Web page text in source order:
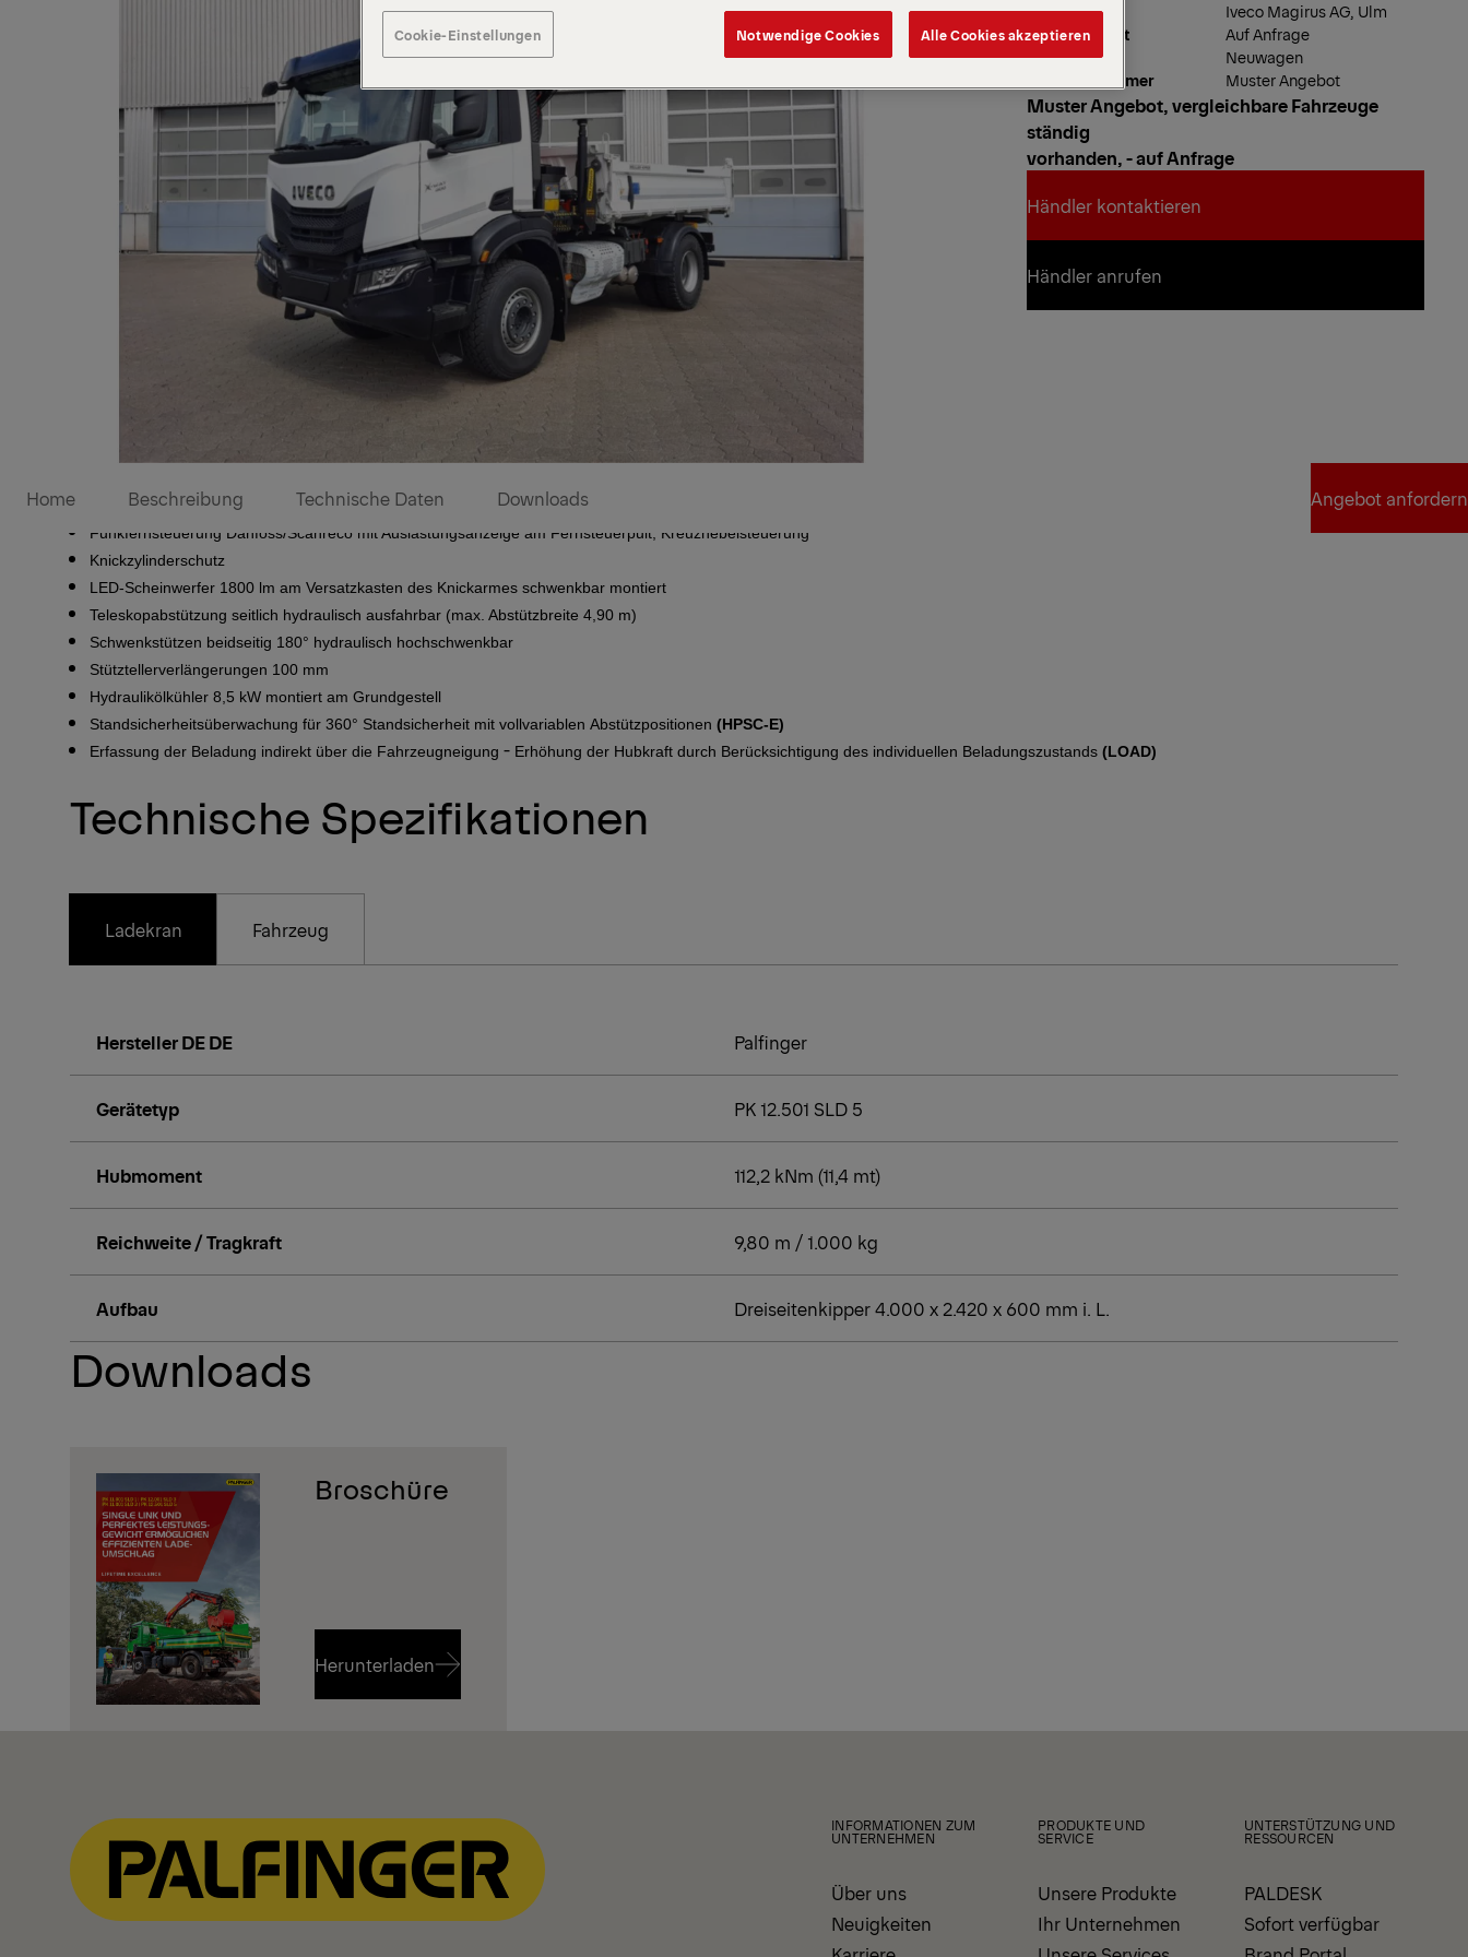
Händler
Iveco Magirus AG, Ulm
Verfügbarkeit
Auf Anfrage
Produkttyp
Neuwagen
Auftragsnummer
Muster Angebot
Muster Angebot,vergleichbare Fahrzeuge
ständig
vorhanden,- auf Anfrage
Händler kontaktieren
Händler kontaktieren
Händler anrufen
Home Beschreibung Technische Daten Downloads Angebot anfordern
Schlauchausrüstung für 2 hydraulische Zusatzgeräte
Funkfernsteuerung Danfoss/Scanreco mit Auslastungsanzeige am Fernsteuerpult, Kreuzhebelsteuerung
Knickzylinderschutz
LED-Scheinwerfer 1800 lm am Versatzkasten des Knickarmes schwenkbar montiert
Teleskopabstützung seitlich hydraulisch ausfahrbar(max. Abstützbreite 4,90 m)
Schwenkstützen beidseitig 180° hydraulisch hochschwenkbar
Stütztellerverlängerungen 100 mm
Hydraulikölkühler 8,5 kW montiert am Grundgestell
Standsicherheitsüberwachung für 360° Standsicherheit mit vollvariablen Abstützpositionen (HPSC-E)
Erfassung der Beladung indirekt über die Fahrzeugneigung - Erhöhung der Hubkraft durch Berücksichtigung des individuellen Beladungszustands (LOAD)
Technische Spezifikationen
Ladekran Fahrzeug
Hersteller DE DE Palfinger
Gerätetyp PK 12.501 SLD 5
Hubmoment 112,2 kNm (11,4 mt)
Reichweite / Tragkraft 9,80 m / 1.000 kg
Aufbau Dreiseitenkipper 4.000 x 2.420 x 600 mm i. L.
Downloads
Broschüre
Herunterladen
INFORMATIONEN ZUM
UNTERNEHMEN
Über uns
Neuigkeiten
PRODUKTE UND
SERVICE
Unsere Produkte
Ihr Unternehmen
UNTERSTÜTZUNG UND
RESSOURCEN
PALDESK
Sofort verfügbar
Cookie-Einstellungen Notwendige Cookies Alle Cookies akzeptieren